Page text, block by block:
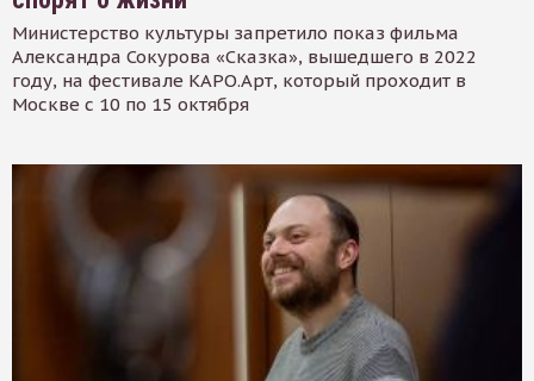
Министерство культуры запретило показ фильма
Александра Сокурова «Сказка», вышедшего в 2022
году, на фестивале КАРО.Арт, который проходит в
Москве с 10 по 15 октября